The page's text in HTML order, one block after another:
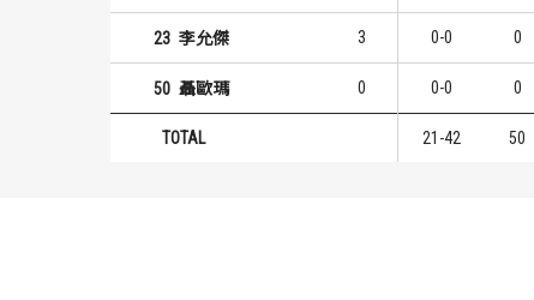
23 李允傑 3 0-0 0
50 聶歐瑪 0 0-0 0
TOTAL 21-42 50